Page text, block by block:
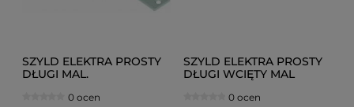
SZYLD ELEKTRA PROSTY
DŁUGI MAL.
0 ocen
SZYLD ELEKTRA PROSTY
DŁUGI WCIĘTY MAL
0 ocen